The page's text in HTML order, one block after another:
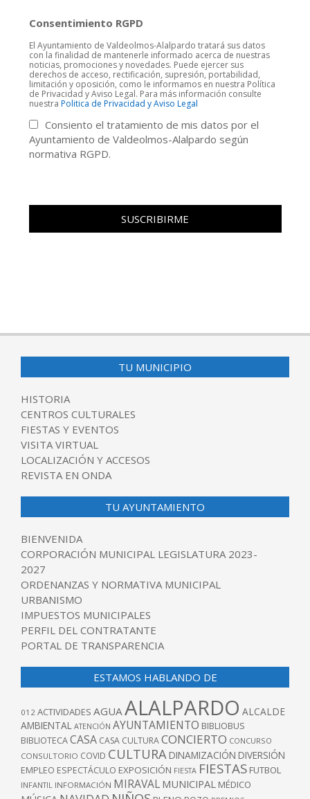
Consentimiento RGPD
El Ayuntamiento de Valdeolmos-Alalpardo tratará sus datos
con la finalidad de mantenerle informado acerca de nuestras
noticias, promociones y novedades. Puede ejercer sus
derechos de acceso, rectificación, supresión, portabilidad,
limitación y oposición, como le informamos en nuestra Política
de Privacidad y Aviso Legal. Para más información consulte
nuestra Politica de Privacidad y Aviso Legal
Consiento el tratamiento de mis datos por el
Ayuntamiento de Valdeolmos-Alalpardo según
normativa RGPD.
TU MUNICIPIO
HISTORIA
CENTROS CULTURALES
FIESTAS Y EVENTOS
VISITA VIRTUAL
LOCALIZACIÓN Y ACCESOS
REVISTA EN ONDA
TU AYUNTAMIENTO
BIENVENIDA
CORPORACIÓN MUNICIPAL LEGISLATURA 2023-
2027
ORDENANZAS Y NORMATIVA MUNICIPAL
URBANISMO
IMPUESTOS MUNICIPALES
PERFIL DEL CONTRATANTE
PORTAL DE TRANSPARENCIA
ESTAMOS HABLANDO DE
012 ACTIVIDADES AGUAALALPARDO ALCALDE
AMBIENTAL ATENCIÓN AYUNTAMIENTO BIBLIOBUS
BIBLIOTECACASA CASA CULTURACONCIERTO CONCURSO
CONSULTORIO COVID CULTURA DINAMIZACIÓN DIVERSIÓN
EMPLEO ESPECTÁCULO EXPOSICIÓN FIESTA FIESTAS FUTBOL
INFANTIL INFORMACIÓN MIRAVAL MUNICIPAL MÉDICO